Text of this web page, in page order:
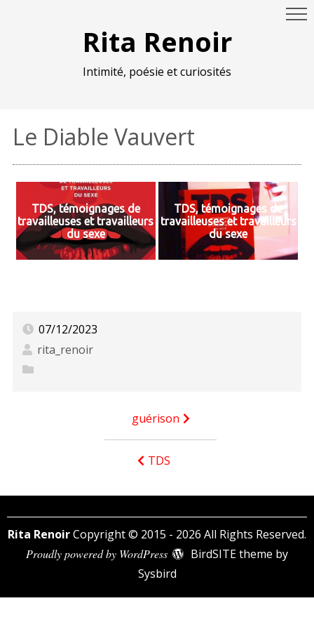
Rita Renoir
Intimité, poésie et curiosités
Le Diable Vauvert
TDS, témoignages de
travailleuses et travailleurs
du sexe
TDS, témoignages de
travailleuses et travailleurs
du sexe
07/12/2023
rita_renoir
guérison
TDS
Rita RenoirCopyright © 2015 - 2026 All Rights Reserved.
Proudly powered by WordPress
BirdSITE theme by
Sysbird